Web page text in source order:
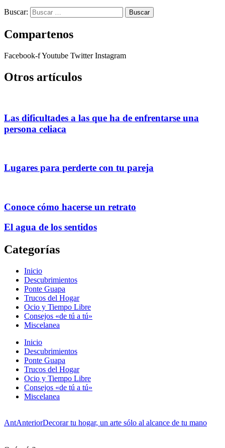
Buscar:
Compartenos
Facebook-fYoutube Twitter Instagram
Otros artículos
Las dificultades a las que ha de enfrentarse una
persona celiaca
Lugares para perderte con tu pareja
Conoce cómo hacerse un retrato
El agua de los sentidos
Categorías
Inicio
Descubrimientos
Ponte Guapa
Trucos del Hogar
Ocio y Tiempo Libre
Consejos «de tú a tú»
Miscelanea
Inicio
Descubrimientos
Ponte Guapa
Trucos del Hogar
Ocio y Tiempo Libre
Consejos «de tú a tú»
Miscelanea
AntAnteriorDecorar tu hogar, un arte sólo al alcance de tu mano